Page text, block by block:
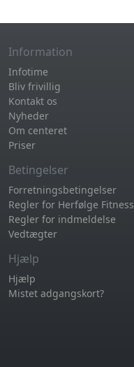
Information
Infotime
Bliv frivillig
Kontakt os
Nyheder
Om centeret
Priser
Betingelser
Forretningsbetingelser
Regler for Herfølge Fitness
Regler for indmeldelse
Vedtægter
Hjælp
Hjælp
Mistet adgangskort?